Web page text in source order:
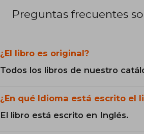
Preguntas frecuentes
¿El libro es original?
Todos los libros de nuestro
¿En qué Idioma está escrito el
El libro está escrito en Inglés.